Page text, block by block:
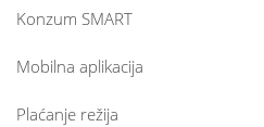
Konzum SMART
Mobilna aplikacija
Plaćanje režija